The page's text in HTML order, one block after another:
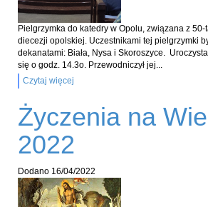
Pielgrzymka do katedry w Opolu, związana z
diecezji opolskiej. Uczestnikami tej pielgrzymki
dekanatami: Biała, Nysa i Skoroszyce.
się o godz. 14.3o. Przewodniczył jej...
Czytaj więcej
Życzenia na
2022
Dodano 16/04/2022